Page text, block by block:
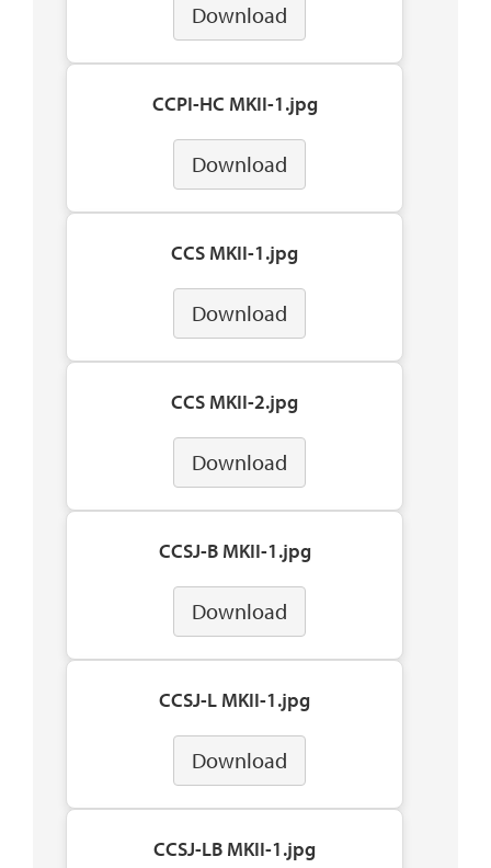
Download
CCPI-HC MKII-1.jpg
Download
CCS MKII-1.jpg
Download
CCS MKII-2.jpg
Download
CCSJ-B MKII-1.jpg
Download
CCSJ-L MKII-1.jpg
Download
CCSJ-LB MKII-1.jpg